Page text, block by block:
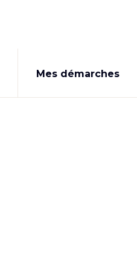
Mes démarches